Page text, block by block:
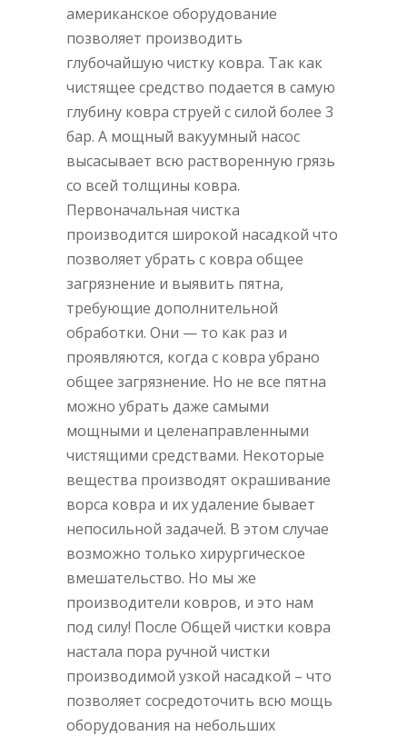
американское оборудование
позволяет производить
глубочайшую чистку ковра. Так как
чистящее средство подается в самую
глубину ковра струей с силой более 3
бар. А мощный вакуумный насос
высасывает всю растворенную грязь
со всей толщины ковра.
Первоначальная чистка
производится широкой насадкой что
позволяет убрать с ковра общее
загрязнение и выявить пятна,
требующие дополнительной
обработки. Они — то как раз и
проявляются, когда с ковра убрано
общее загрязнение. Но не все пятна
можно убрать даже самыми
мощными и целенаправленными
чистящими средствами. Некоторые
вещества производят окрашивание
ворса ковра и их удаление бывает
непосильной задачей. В этом случае
возможно только хирургическое
вмешательство. Но мы же
производители ковров, и это нам
под силу! После Общей чистки ковра
настала пора ручной чистки
производимой узкой насадкой – что
позволяет сосредоточить всю мощь
оборудования на небольших